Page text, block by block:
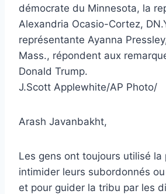
démocrate du Minnesota, la
Alexandria Ocasio-Cortez,
représentante Ayanna
Mass., répondent aux
Donald Trump.
J.Scott Applewhite/AP Photo/
Arash Javanbakht,
Les gens ont toujours utilisé la
intimider leurs subordonnés
et pour guider la tribu par les